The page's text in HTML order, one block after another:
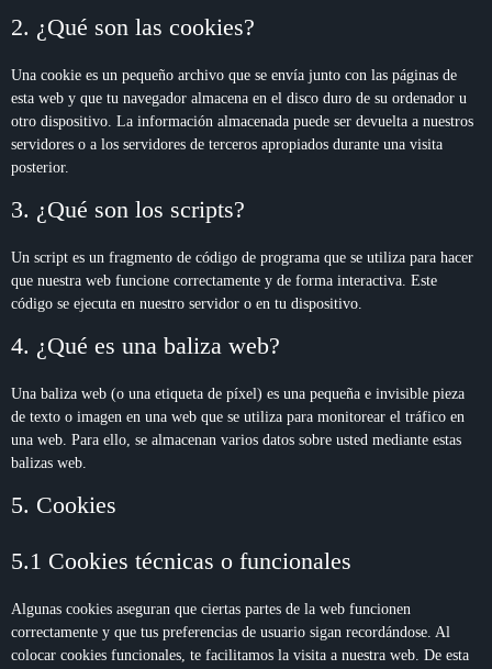
2. ¿Qué son las cookies?
Una cookie es un pequeño archivo que se envía junto con las páginas de
esta web y que tu navegador almacena en el disco duro de su ordenador u
otro dispositivo. La información almacenada puede ser devuelta a nuestros
servidores o a los servidores de terceros apropiados durante una visita
posterior.
3. ¿Qué son los scripts?
Un script es un fragmento de código de programa que se utiliza para hacer
que nuestra web funcione correctamente y de forma interactiva. Este
código se ejecuta en nuestro servidor o en tu dispositivo.
4. ¿Qué es una baliza web?
Una baliza web (o una etiqueta de píxel) es una pequeña e invisible pieza
de texto o imagen en una web que se utiliza para monitorear el tráfico en
una web. Para ello, se almacenan varios datos sobre usted mediante estas
balizas web.
5. Cookies
5.1 Cookies técnicas o funcionales
Algunas cookies aseguran que ciertas partes de la web funcionen
correctamente y que tus preferencias de usuario sigan recordándose. Al
colocar cookies funcionales, te facilitamos la visita a nuestra web. De esta